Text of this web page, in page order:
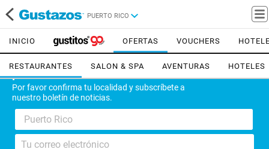
PUERTO RICO
¡Bienvenido!
Por favor confirma tu localidad y subscríbete a
nuestro boletín de noticias.
Puerto Rico
INICIO OFERTAS VOUCHERS
RESTAURANTES SALON & SPA AVENTURAS HOTELES